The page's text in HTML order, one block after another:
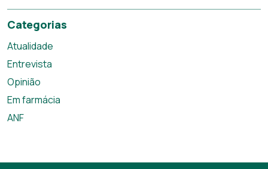
Categorias
Atualidade
Entrevista
Opinião
Em farmácia
ANF